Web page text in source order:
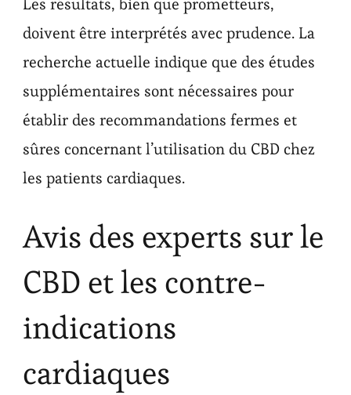
Les résultats, bien que prometteurs,
doivent être interprétés avec prudence. La
recherche actuelle indique que des études
supplémentaires sont nécessaires pour
établir des recommandations fermes et
sûres concernant l’utilisation du CBD chez
les patients cardiaques.
Avis des experts sur le
CBD et les contre-
indications
cardiaques